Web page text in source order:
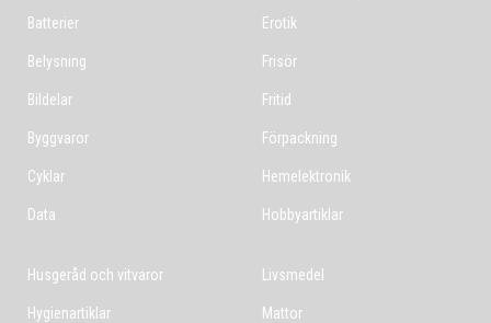
Batterier
Belysning
Bildelar
Byggvaror
Cyklar
Data
Erotik
Frisör
Fritid
Förpackning
Hemelektronik
Hobbyartiklar
Husgeråd och vitvaror
Hygienartiklar
Livsmedel
Mattor